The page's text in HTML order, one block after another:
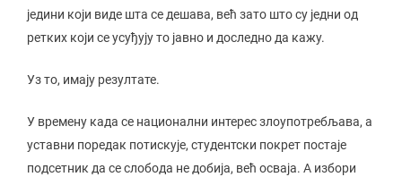
једини који виде шта се дешава, већ зато што су једни од
ретких који се усуђују то јавно и доследно да кажу.
Уз то, имају резултате.
У времену када се национални интерес злоупотребљава, а
уставни поредак потискује, студентски покрет постаје
подсетник да се слобода не добија, већ осваја. А избори